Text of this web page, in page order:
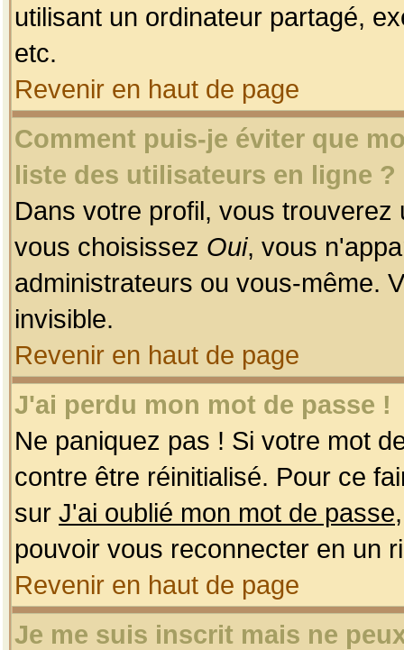
utilisant un ordinateur partagé,
etc.
Revenir en haut de page
Comment puis-je éviter que
liste des utilisateurs en ligne ?
Dans votre profil, vous
vous choisissez Oui, vous
administrateurs ou vous-même.
invisible.
Revenir en haut de page
J'ai perdu mon mot de passe !
Ne paniquez pas ! Si votre mot
contre être réinitialisé. Pour ce
sur J'ai oublié mon mot de passe
pouvoir vous reconnecter en un
Revenir en haut de page
Je me suis inscrit mais ne